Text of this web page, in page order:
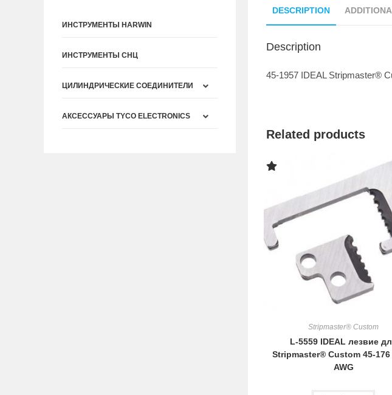
DESCRIPTION
Description
45-1957 IDEAL Stripmaster®
Related products
Stripmaster® Custom
L-5559 IDEAL лезвие
Stripmaster® Custom 45-176
AWG
ИНСТРУМЕНТЫ HARWIN
ИНСТРУМЕНТЫ СНЦ
ЦИЛИНДРИЧЕСКИЕ СОЕДИНИТЕЛИ
АКСЕССУАРЫ TYCO ELECTRONICS